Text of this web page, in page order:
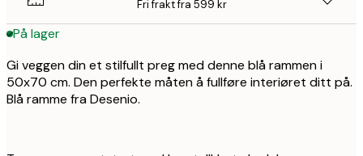
Fri frakt fra 599 kr
På lager
Gi veggen din et stilfullt preg med denne blå rammen i
50x70 cm. Den perfekte måten å fullføre interiøret ditt på.
Blå ramme fra Desenio.